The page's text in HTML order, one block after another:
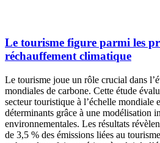
Le tourisme figure parmi les
réchauffement climatique
Le tourisme joue un rôle crucial dans
mondiales de carbone. Cette étude
secteur touristique à l’échelle
déterminants grâce à une modélisation
environnementales. Les résultats
de 3,5 % des émissions liées au